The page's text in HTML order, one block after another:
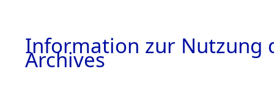
Information zur Nutzung
Archives